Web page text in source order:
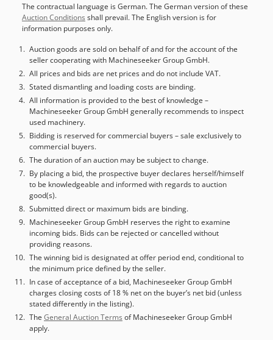
en granit massif Csdpfx Aexfly Dekweha CONTENU DE
L'OFFRE Parmi d’autres éléments (liste non exhaustive) : •
Machine de mesure 3D Werth Video-Check 800x400x200 •
Pupitre de commande avec joystick et boutons
fonctionnels • Palpeurs Contenu exact de l’offre selon la
série de photos La Werth Video-Check 800x400x200 est une
machine de mesure 3D de haute précision adaptée à de
multiples applications dans le domaine du contrôle
qualité. Grâce à sa large plage de mesure de 800x400x200
mm, elle convient aux pièces de petite et moyenne taille.
La machine est équipée d’une technologie multisensor qui
permet des mesures aussi bien optiques que tactiles,
offrant ainsi une flexibilité maximale. La construction
robuste en granit garantit une précision de mesure et une
stabilité à long terme optimales. Grâce au palpeur
Renishaw, à la caméra vidéo et à l’interface ergonomique
via le pupitre de commande, des tâches de mesure
complexes peuvent être réalisées efficacement et de
manière fiable. Aucune garantie n’est assumée quant à
l’exactitude, l’exhaustivité ou l’actualité des informations
fournies.
The contractual language is German. The German version of these
Auction Conditions shall prevail. The English version is for
information purposes only.
Auction goods are sold on behalf of and for the account of the
seller cooperating with Machineseeker Group GmbH.
All prices and bids are net prices and do not include VAT.
Stated dismantling and loading costs are binding.
All information is provided to the best of knowledge –
Machineseeker Group GmbH generally recommends to inspect
used machinery.
Bidding is reserved for commercial buyers – sale exclusively to
commercial buyers.
The duration of an auction may be subject to change.
By placing a bid, the prospective buyer declares herself/himself
to be knowledgeable and informed with regards to auction
good(s).
Submitted direct or maximum bids are binding.
Machineseeker Group GmbH reserves the right to examine
incoming bids. Bids can be rejected or cancelled without
providing reasons.
The winning bid is designated at offer period end, conditional to
the minimum price defined by the seller.
In case of acceptance of a bid, Machineseeker Group GmbH
charges closing costs of 18 % net on the buyer’s net bid (unless
stated differently in the listing).
The General Auction Terms of Machineseeker Group GmbH
apply.